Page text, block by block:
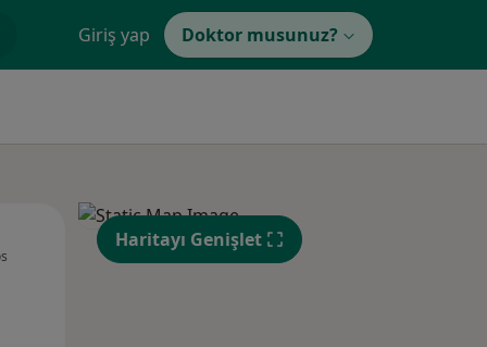
Giriş yap Doktor musunuz?
13 Ağustos
Cum,
14 Ağustos
Cmt,
15 Ağustos
Haritayı Genişlet